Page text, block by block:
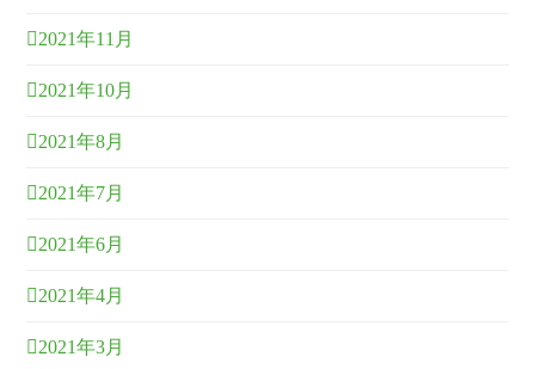
2021年11月
2021年10月
2021年8月
2021年7月
2021年6月
2021年4月
2021年3月